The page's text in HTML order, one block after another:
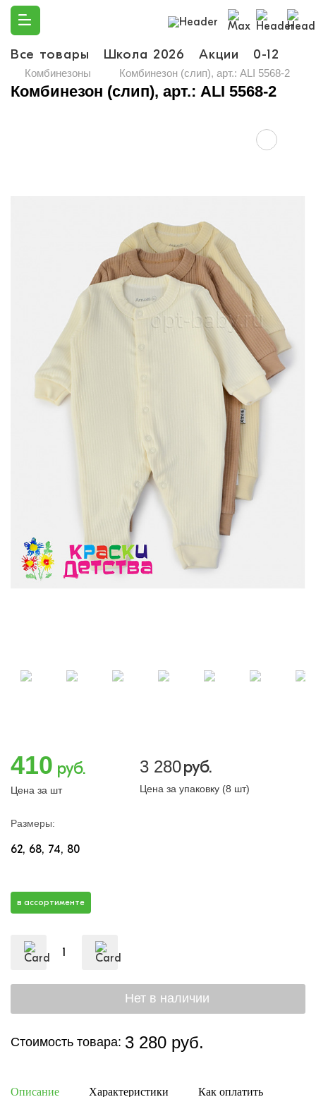
Все товары Школа 2026 Акции 0-12
Комбинезоны Комбинезон (слип), арт.: ALI 5568-2
Комбинезон (слип), арт.: ALI 5568-2
410 руб.
Цена за шт
3 280руб.
Цена за упаковку (8 шт)
Размеры:
62 68 74 80
в ассортименте
Стоимость товара: 3 280 руб.
Описание Характеристики Как оплатить